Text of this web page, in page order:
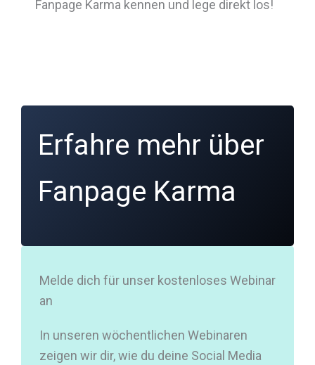
Fanpage Karma kennen und lege direkt los!
Erfahre mehr über
Fanpage Karma
Melde dich für unser kostenloses Webinar
an
In unseren wöchentlichen Webinaren
zeigen wir dir, wie du deine Social Media